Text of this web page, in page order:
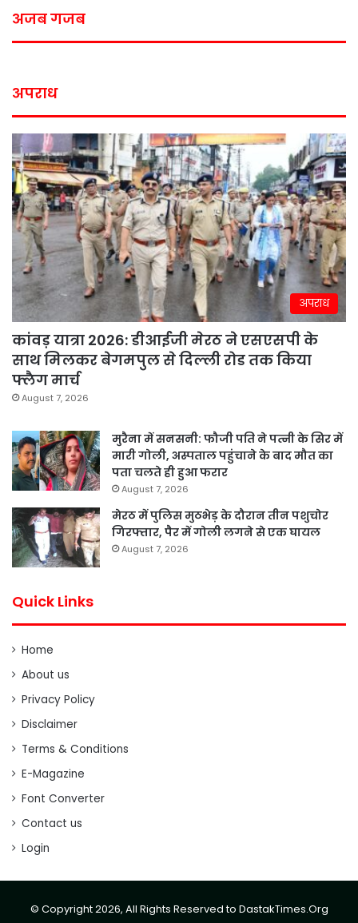
अजब गजब
अपराध
अपराध
कांवड़ यात्रा 2026: डीआईजी मेरठ ने एसएसपी के
साथ मिलकर बेगमपुल से दिल्ली रोड तक किया
फ्लैग मार्च
August 7, 2026
मुरैना में सनसनी: फौजी पति ने पत्नी के सिर में
मारी गोली, अस्पताल पहुंचाने के बाद मौत का
पता चलते ही हुआ फरार
August 7, 2026
मेरठ में पुलिस मुठभेड़ के दौरान तीन पशुचोर
गिरफ्तार, पैर में गोली लगने से एक घायल
August 7, 2026
Quick Links
Home
About us
Privacy Policy
Disclaimer
Terms & Conditions
E-Magazine
Font Converter
Contact us
Login
© Copyright 2026, All Rights Reserved to DastakTimes.Org